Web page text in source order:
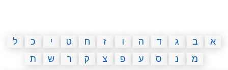
איש תלוי מדריכים פוקימון גו מצא הבדלים
א ב ג ד ה ו ז ח ט י כ
ל
מ
נ ס ע פ צ ק ר ש ת